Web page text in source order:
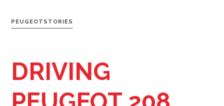
PEUGEOTSTORIES
DRIVING